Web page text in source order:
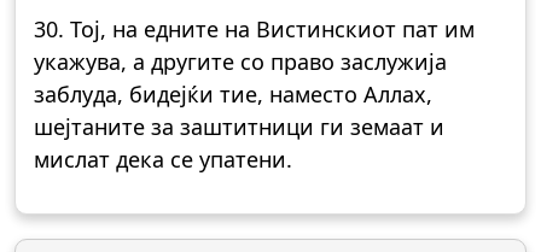
30. Тој, на едните на Вистинскиот пат им
укажува, а другите со право заслужија
заблуда, бидејќи тие, наместо Аллах,
шејтаните за заштитници ги земаат и
мислат дека се упатени.